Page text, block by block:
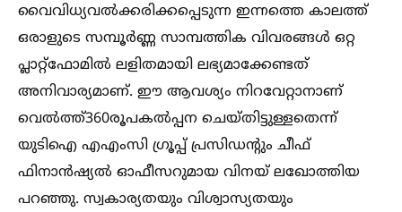
വൈവിധ്യവല്‍ക്കരിക്കപ്പെടുന്ന ഇന്നത്തെ കാലത്ത്
ഒരാളുടെ സമ്പൂര്‍ണ്ണ സാമ്പത്തിക വിവരങ്ങള്‍ ഒറ്റ
പ്ലാറ്റ്ഫോമില്‍ ലളിതമായി ലഭ്യമാക്കേണ്ടത്
അനിവാര്യമാണ്. ഈ ആവശ്യം നിറവേറ്റാനാണ്
വെല്‍ത്ത്360രൂപകല്‍പ്പന ചെയ്തിട്ടുള്ളതെന്ന്
യുടിഐ എഎംസി ഗ്രൂപ്പ് പ്രസിഡന്‍റും ചീഫ്
ഫിനാന്‍ഷ്യല്‍ ഓഫീസറുമായ വിനയ് ലഖോത്തിയ
പറഞ്ഞു. സ്വകാര്യതയും വിശ്വാസ്യതയും